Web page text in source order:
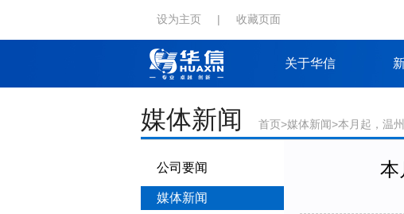
设为主页 | 收藏页面
关于华信
媒体新闻 首页>媒体新闻>本月起，温
公司要闻
媒体新闻
本